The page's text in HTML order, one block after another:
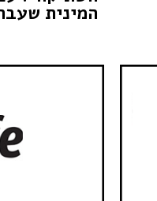
המינית